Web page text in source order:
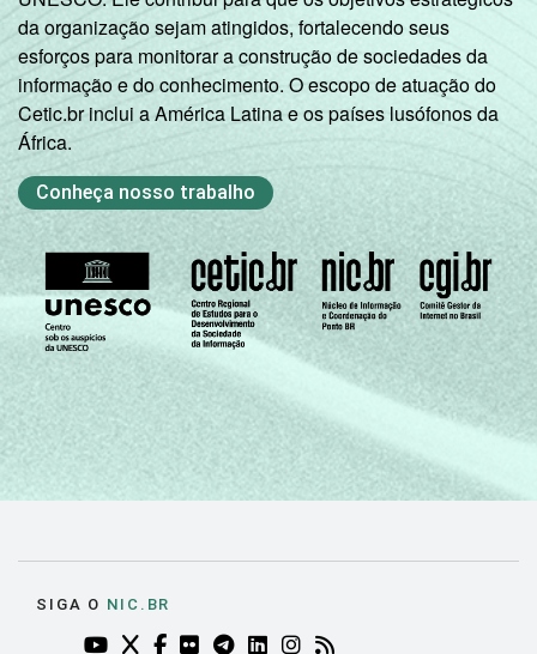
da organização sejam atingidos, fortalecendo seus
esforços para monitorar a construção de sociedades da
informação e do conhecimento. O escopo de atuação do
Cetic.br inclui a América Latina e os países lusófonos da
África.
Conheça nosso trabalho
SIGA O NIC.BR
YOUTUBE DO NIC.BR (ABRE EM NOVA ABA)
TWITTER DO NIC.BR (ABRE EM NOVA ABA)
FACEBOOK DO NIC.BR (ABRE EM NOVA
FLICKR DO NIC.BR (ABRE EM NOVA
TELEGRAM DO NIC.BR (ABRE EM
LINKEDIN DO NIC.BR (ABRE
INSTAGRAM DO NIC.BR
RSS DO NIC.BR (ABRE